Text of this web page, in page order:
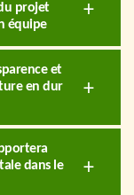
projet
équipe
et
en dur
dans le